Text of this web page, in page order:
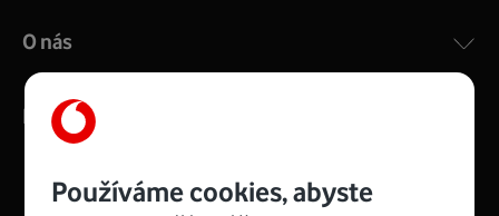
O nás
Kontakty
Používáme cookies, abyste